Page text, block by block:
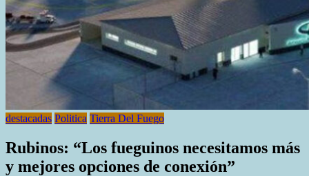
destacadas Politica Tierra Del Fuego
Rubinos: “Los fueguinos necesitamos más
y mejores opciones de conexión”